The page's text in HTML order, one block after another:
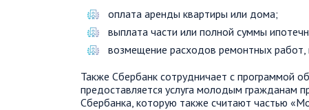
оплата аренды квартиры или дома;
выплата части или полной суммы
возмещение расходов ремонтных
Также Сбербанк сотрудничает с программой
предоставляется услуга молодым гражданам
Сбербанка, которую также считают частью